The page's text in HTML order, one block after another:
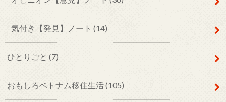
気付き【発見】ノート (14)
ひとりごと (7)
おもしろベトナム移住生活(105)